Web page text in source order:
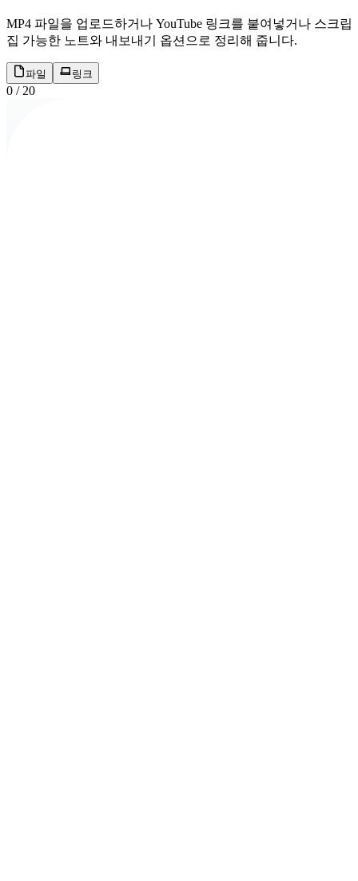
MP4 파일을 업로드하거나 YouTube 링크를 붙여넣거나 스크
집 가능한 노트와 내보내기 옵션으로 정리해 줍니다.
파일 링크
0 / 20